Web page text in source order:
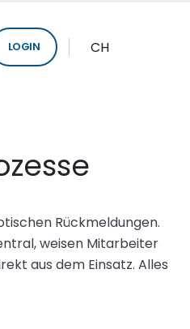
LOGIN CH
Rückmeldungen.
weisen Mitarbeiter
aus dem Einsatz. Alles